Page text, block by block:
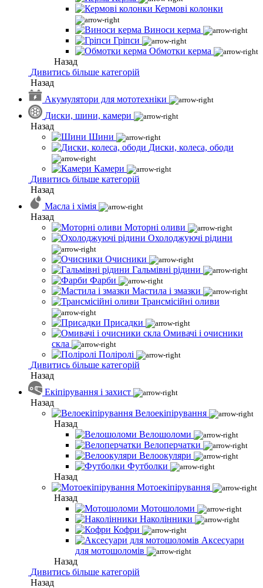
Кермові колонки
Виноси керма
Гріпси
Обмотки керма
Назад
Дивитись більше категорій
Назад
Акумулятори для мототехніки
Диски, шини, камери
Назад
Шини
Диски, колеса, ободи
Камери
Дивитись більше категорій
Назад
Масла і хімія
Назад
Моторні оливи
Охолоджуючі рідини
Очисники
Гальмівні рідини
Фарби
Мастила і змазки
Трансмісійні оливи
Присадки
Омивачі і очисники
скла
Поліролі
Дивитись більше категорій
Назад
Екіпірування і захист
Назад
Велоекіпірування
Назад
Велошоломи
Велоперчатки
Велоокуляри
Футболки
Назад
Мотоекіпірування
Назад
Мотошоломи
Наколінники
Кофри
Аксесуари
для мотошоломів
Назад
Дивитись більше категорій
Назад